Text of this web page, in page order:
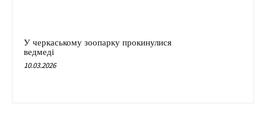
У черкаському зоопарку прокинулися
ведмеді
10.03.2026